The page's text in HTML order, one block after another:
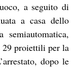
a seguito di
a casa dello
semiautomatica,
29 proiettili per la
dopo le